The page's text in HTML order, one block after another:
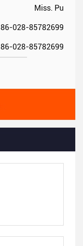
Miss. Pu
86-028-85782699
86-028-85782699